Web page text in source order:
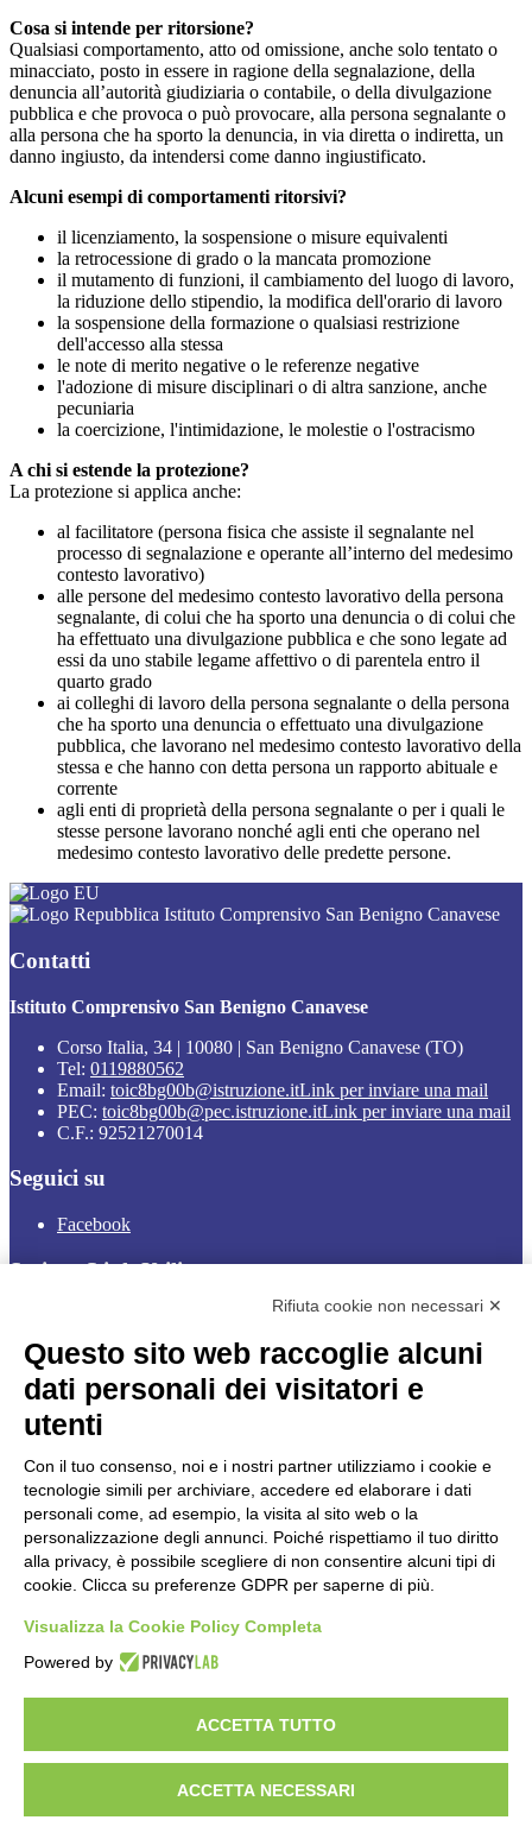
Cosa si intende per ritorsione?
Qualsiasi comportamento, atto od omissione, anche solo tentato o
minacciato, posto in essere in ragione della segnalazione, della
denuncia all’autorità giudiziaria o contabile, o della divulgazione
pubblica e che provoca o può provocare, alla persona segnalante o
alla persona che ha sporto la denuncia, in via diretta o indiretta, un
danno ingiusto, da intendersi come danno ingiustificato.
Alcuni esempi di comportamenti ritorsivi?
il licenziamento, la sospensione o misure equivalenti
la retrocessione di grado o la mancata promozione
il mutamento di funzioni, il cambiamento del luogo di lavoro,
la riduzione dello stipendio, la modifica dell'orario di lavoro
la sospensione della formazione o qualsiasi restrizione
dell'accesso alla stessa
le note di merito negative o le referenze negative
l'adozione di misure disciplinari o di altra sanzione, anche
pecuniaria
la coercizione, l'intimidazione, le molestie o l'ostracismo
A chi si estende la protezione?
La protezione si applica anche:
al facilitatore (persona fisica che assiste il segnalante nel
processo di segnalazione e operante all’interno del medesimo
contesto lavorativo)
alle persone del medesimo contesto lavorativo della persona
segnalante, di colui che ha sporto una denuncia o di colui che
ha effettuato una divulgazione pubblica e che sono legate ad
essi da uno stabile legame affettivo o di parentela entro il
quarto grado
ai colleghi di lavoro della persona segnalante o della persona
che ha sporto una denuncia o effettuato una divulgazione
pubblica, che lavorano nel medesimo contesto lavorativo della
stessa e che hanno con detta persona un rapporto abituale e
corrente
agli enti di proprietà della persona segnalante o per i quali le
stesse persone lavorano nonché agli enti che operano nel
medesimo contesto lavorativo delle predette persone.
Istituto Comprensivo San Benigno Canavese
Contatti
Istituto Comprensivo San Benigno Canavese
Corso Italia, 34 | 10080 | San Benigno Canavese (TO)
Tel: 0119880562
Email: toic8bg00b@istruzione.itLink per inviare una mail
PEC: toic8bg00b@pec.istruzione.itLink per inviare una mail
C.F.: 92521270014
Seguici su
Facebook
Sezione Link Utili
Informativa Privacy
Ufficio Relazioni con il Pubblico
Dichiarazione di accessibilità
Obiettivi di accessibilità
Gestione consensi cookie
Amministrazione trasparente
Pagina visualizzata
1725 volte
Sezione Copyright
Copyright 2026 | Engineered and powered by Gruppo Spaggiari
Parma S.p.A. | Divisione Publishing & New Social Media
Rifiuta cookie non necessari ✕
Questo sito web raccoglie alcuni
dati personali dei visitatori e
utenti
Con il tuo consenso, noi e i nostri partner utilizziamo i cookie e
tecnologie simili per archiviare, accedere ed elaborare i dati
personali come, ad esempio, la visita al sito web o la
personalizzazione degli annunci. Poiché rispettiamo il tuo diritto
alla privacy, è possibile scegliere di non consentire alcuni tipi di
cookie. Clicca su preferenze GDPR per saperne di più.
Visualizza la Cookie Policy Completa
Powered by
ACCETTA TUTTO
ACCETTA NECESSARI